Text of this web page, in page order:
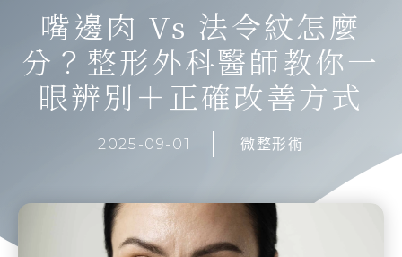
嘴邊肉 Vs 法令紋怎麼
分？整形外科醫師教你一
眼辨別＋正確改善方式
2025-09-01 微整形術